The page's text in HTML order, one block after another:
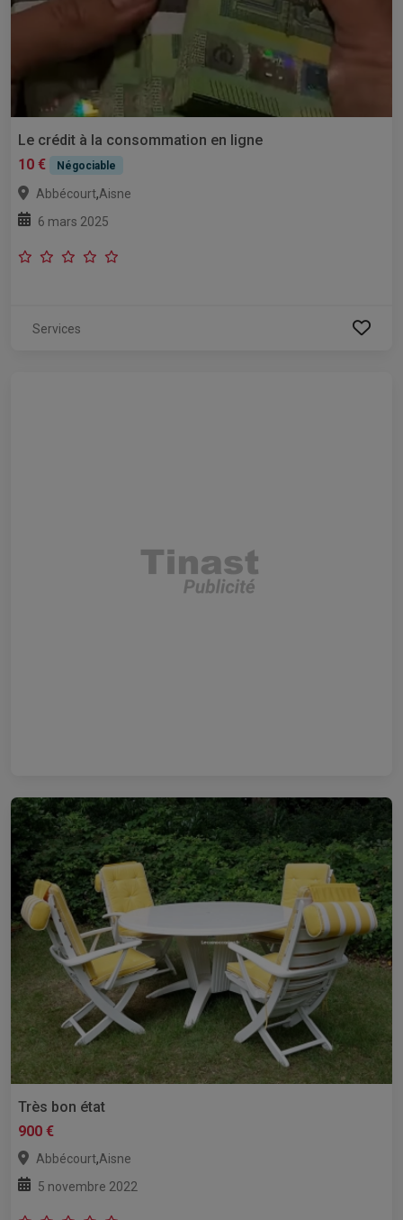
Le crédit à la consommation en ligne
10 €
Négociable
Abbécourt,Aisne
6 mars 2025
Services
Très bon état
900 €
Abbécourt,Aisne
5 novembre 2022